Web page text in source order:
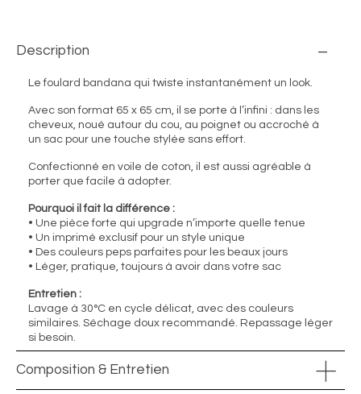
Description
Le foulard bandana qui twiste instantanément un look.
Avec son format 65 x 65 cm, il se porte à l’infini : dans les
cheveux, noué autour du cou, au poignet ou accroché à
un sac pour une touche stylée sans effort.
Confectionné en voile de coton, il est aussi agréable à
porter que facile à adopter.
Pourquoi il fait la différence :
• Une pièce forte qui upgrade n’importe quelle tenue
• Un imprimé exclusif pour un style unique
• Des couleurs peps parfaites pour les beaux jours
• Léger, pratique, toujours à avoir dans votre sac
Entretien :
Lavage à 30°C en cycle délicat, avec des couleurs
similaires. Séchage doux recommandé. Repassage léger
si besoin.
Composition & Entretien